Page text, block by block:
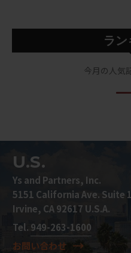
ラ
今月の人気
U.S.
Ys and Partners, Inc.
5151 California Ave. Suite
Irvine, CA 92617 U.S.A.
Tel. 949-263-1600
お問い合わせ